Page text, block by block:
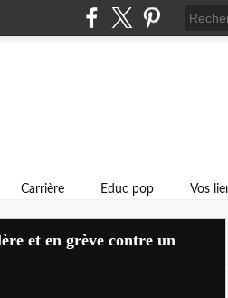
Carrière Educ pop Vos
et en grève contre un